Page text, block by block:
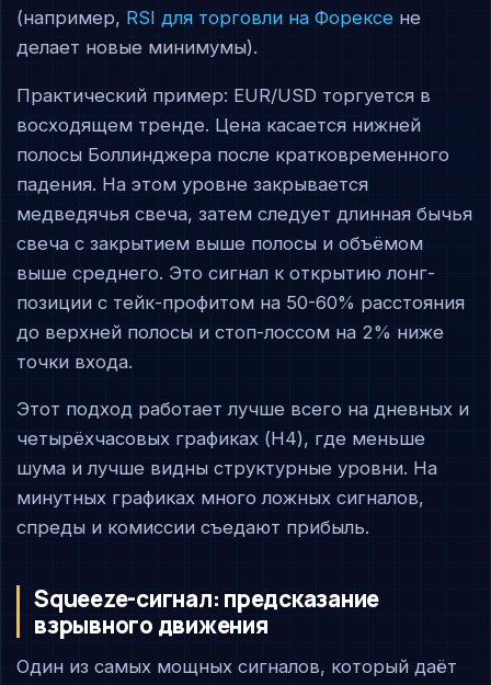
(например, RSI для торговли на Форексе не
делает новые минимумы).
Практический пример: EUR/USD торгуется в
восходящем тренде. Цена касается нижней
полосы Боллинджера после кратковременного
падения. На этом уровне закрывается
медведячья свеча, затем следует длинная бычья
свеча с закрытием выше полосы и объёмом
выше среднего. Это сигнал к открытию лонг-
позиции с тейк-профитом на 50-60% расстояния
до верхней полосы и стоп-лоссом на 2% ниже
точки входа.
Этот подход работает лучше всего на дневных и
четырёхчасовых графиках (H4), где меньше
шума и лучше видны структурные уровни. На
минутных графиках много ложных сигналов,
спреды и комиссии съедают прибыль.
Squeeze-сигнал: предсказание
взрывного движения
Один из самых мощных сигналов, который даёт